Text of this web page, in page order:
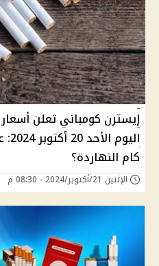
إيسترن كومباني تعلن
كام النهاردة؟
الإثنين 21/أكتوبر/2024 - 08:30 م